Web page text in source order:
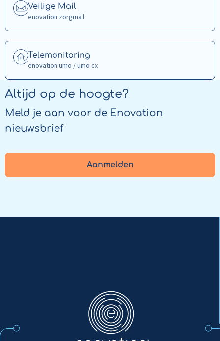
Veilige Mail
enovation zorgmail
Read
more
about
Veilige
Mail
Telemonitoring
enovation umo / umo cx
Read
more
about
Telemonitoring
Altijd op de hoogte?
Meld je aan voor de Enovation
nieuwsbrief
Aanmelden